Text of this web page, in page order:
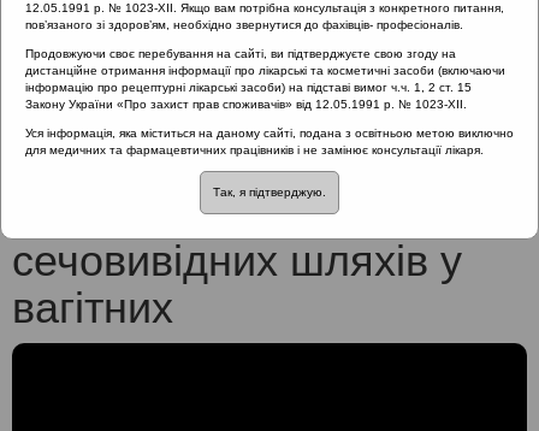
14.12.19)
Профілактика рецидивуючих інфекцій сечовивідних шляхів у
вагітних
Профілактика
рецидивуючих інфекцій
сечовивідних шляхів у
вагітних
12.05.1991 р. № 1023-XII. Якщо вам потрібна консультація з конкретного питання,
пов’язаного зі здоров’ям, необхідно звернутися до фахівців- професіоналів.
Продовжуючи своє перебування на сайті, ви підтверджуєте свою згоду на
дистанційне отримання інформації про лікарські та косметичні засоби (включаючи
інформацію про рецептурні лікарські засоби) на підставі вимог ч.ч. 1, 2 ст. 15
Закону України «Про захист прав споживачів» від 12.05.1991 р. № 1023-XII.
Уся інформація, яка міститься на даному сайті, подана з освітньою метою виключно
для медичних та фармацевтичних працівників і не замінює консультації лікаря.
Так, я підтверджую.